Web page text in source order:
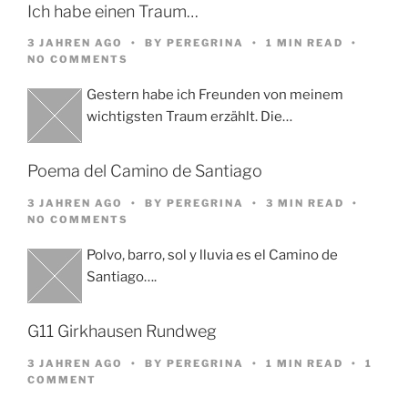
Ich habe einen Traum…
3 JAHREN AGO BY PEREGRINA
1 MIN READ
NO COMMENTS
Gestern habe ich Freunden von meinem
wichtigsten Traum erzählt. Die…
Poema del Camino de Santiago
3 JAHREN AGO BY PEREGRINA
3 MIN READ
NO COMMENTS
Polvo, barro, sol y lluvia es el Camino de
Santiago….
G11 Girkhausen Rundweg
3 JAHREN AGO BY PEREGRINA 1 MIN READ
1
COMMENT